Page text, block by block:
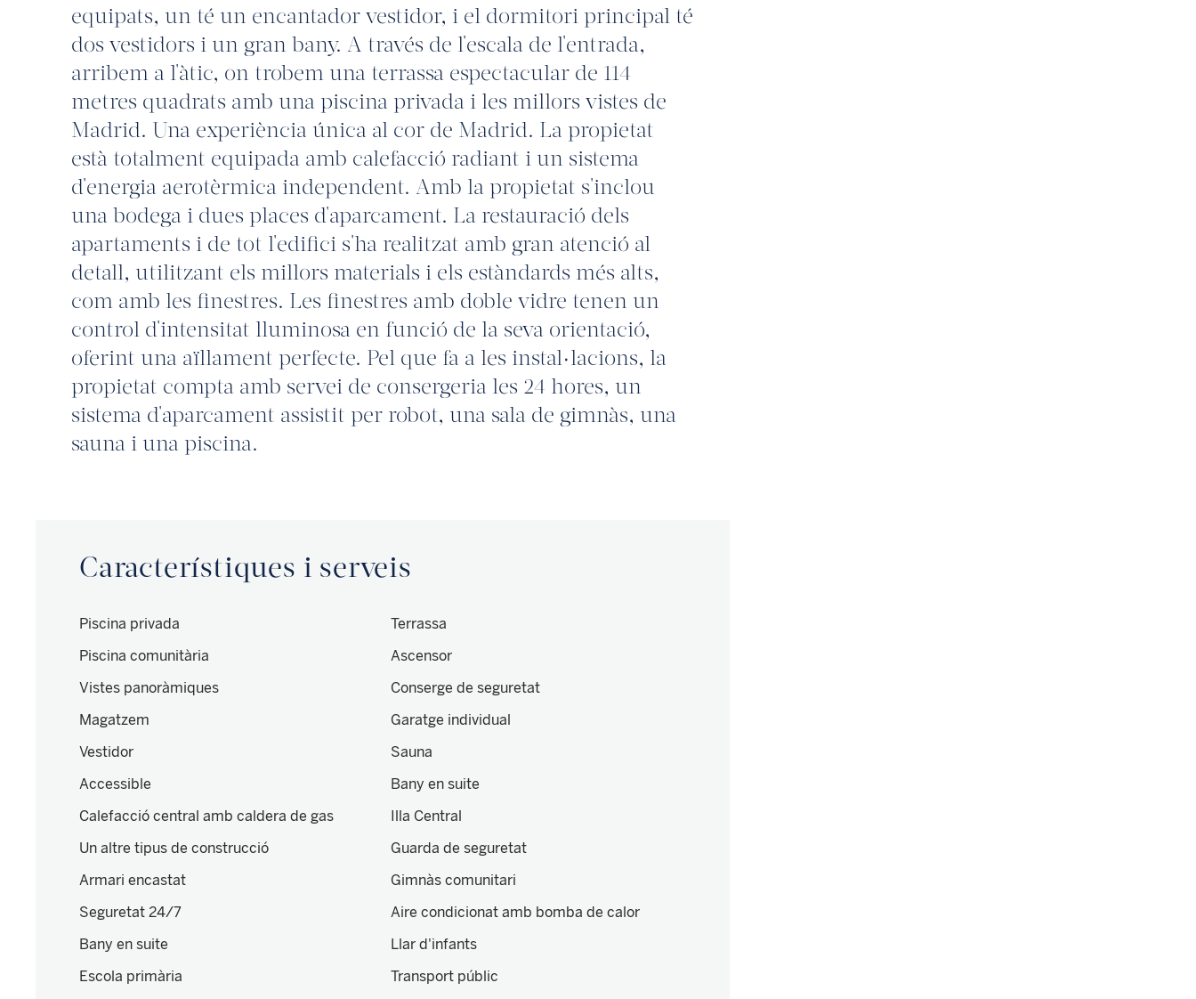
equipats, un té un encantador vestidor, i el dormitori principal té
dos vestidors i un gran bany. A través de l'escala de l'entrada,
arribem a l'àtic, on trobem una terrassa espectacular de 114
metres quadrats amb una piscina privada i les millors vistes de
Madrid. Una experiència única al cor de Madrid. La propietat
està totalment equipada amb calefacció radiant i un sistema
d'energia aerotèrmica independent. Amb la propietat s'inclou
una bodega i dues places d'aparcament. La restauració dels
apartaments i de tot l'edifici s'ha realitzat amb gran atenció al
detall, utilitzant els millors materials i els estàndards més alts,
com amb les finestres. Les finestres amb doble vidre tenen un
control d'intensitat lluminosa en funció de la seva orientació,
oferint una aïllament perfecte. Pel que fa a les instal·lacions, la
propietat compta amb servei de consergeria les 24 hores, un
sistema d'aparcament assistit per robot, una sala de gimnàs, una
sauna i una piscina.
Característiques i serveis
Piscina privada
Terrassa
Piscina comunitària
Ascensor
Vistes panoràmiques
Conserge de seguretat
Magatzem
Garatge individual
Vestidor
Sauna
Accessible
Bany en suite
Calefacció central amb caldera de gas
Illa Central
Un altre tipus de construcció
Guarda de seguretat
Armari encastat
Gimnàs comunitari
Seguretat 24/7
Aire condicionat amb bomba de calor
Bany en suite
Llar d'infants
Escola primària
Transport públic